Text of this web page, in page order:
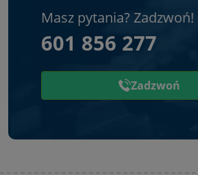
Masz pytania? Zadzwoń!
601 856 277
Zadzwoń